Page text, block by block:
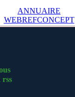
ANNUAIRE
WEBREFCONCEPT
rss